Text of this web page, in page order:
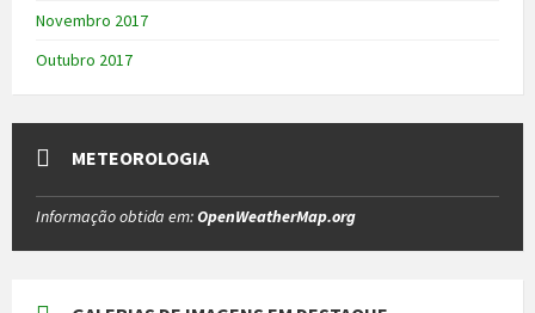
Novembro 2017
Outubro 2017
METEOROLOGIA
Informação obtida em:OpenWeatherMap.org